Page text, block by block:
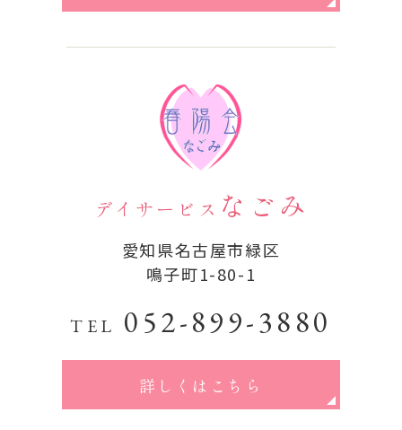
デイサービス なごみ
愛知県名古屋市緑区
鳴子町1-80-1
TEL 052-899-3880
詳しくはこちら